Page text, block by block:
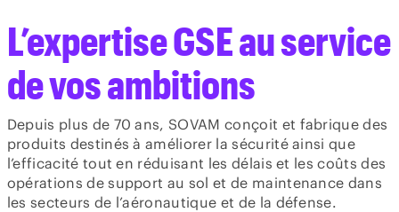
L’expertise GSE au service
de vos ambitions
Depuis plus de 70 ans, SOVAM conçoit et fabrique des
produits destinés à améliorer la sécurité ainsi que
l’efficacité tout en réduisant les délais et les coûts des
opérations de support au sol et de maintenance dans
les secteurs de l’aéronautique et de la défense.